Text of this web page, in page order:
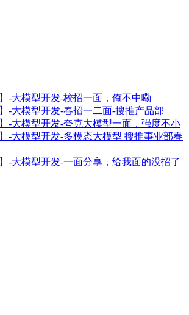
】-大模型开发-校招一面，俺不中嘞
】-大模型开发-春招一二面-搜推产品部
】-大模型开发-夸克大模型一面，强度不小
】-大模型开发-多模态大模型 搜推事业部春
】-大模型开发-一面分享，给我面的没招了